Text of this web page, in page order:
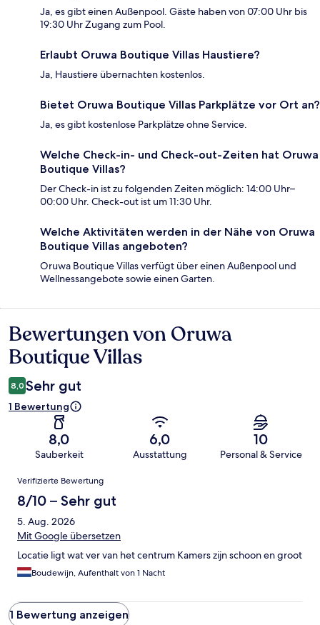
Ja, es gibt einen Außenpool. Gäste haben von 07:00 Uhr bis
19:30 Uhr Zugang zum Pool.
Erlaubt Oruwa Boutique Villas Haustiere?
Ja, Haustiere übernachten kostenlos.
Bietet Oruwa Boutique Villas Parkplätze vor Ort an?
Ja, es gibt kostenlose Parkplätze ohne Service.
Welche Check-in- und Check-out-Zeiten hat Oruwa
Boutique Villas?
Der Check-in ist zu folgenden Zeiten möglich: 14:00 Uhr–
00:00 Uhr. Check-out ist um 11:30 Uhr.
Welche Aktivitäten werden in der Nähe von Oruwa
Boutique Villas angeboten?
Oruwa Boutique Villas verfügt über einen Außenpool und
Wellnessangebote sowie einen Garten.
Bewertungen
Bewertungen von Oruwa
Boutique Villas
8,0 Sehr gut
1 Bewertung
8,0
Sauberkeit
6,0
Ausstattung
10
Personal & Service
Bewertungen
Verifizierte Bewertung
8/10 – Sehr gut
5. Aug. 2026
Mit Google übersetzen
Locatie ligt wat ver van het centrum Kamers zijn schoon en groot
Boudewijn, Aufenthalt von 1 Nacht
1 Bewertung anzeigen